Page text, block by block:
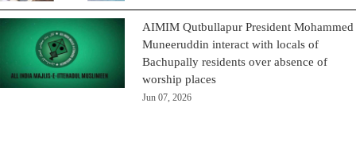
AIMIM Qutbullapur President Mohammed
Muneeruddin interact with locals of
Bachupally residents over absence of
worship places
Jun 07, 2026